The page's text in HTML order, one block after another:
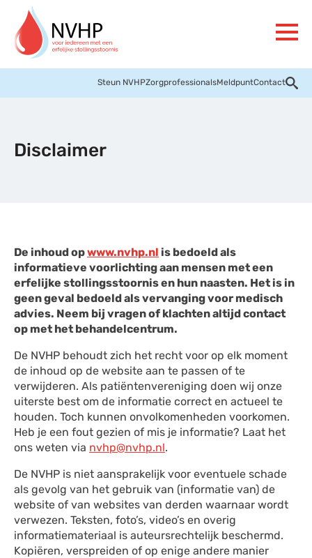
Steun NVHPZorgprofessionalsMeldpuntContact
Disclaimer
De inhoud opwww.nvhp.nl is bedoeld als
informatieve voorlichting aan mensen met een
erfelijke stollingsstoornis en hun naasten. Het is in
geen geval bedoeld als vervanging voor medisch
advies. Neem bij vragen of klachten altijd contact
op met het behandelcentrum.
De NVHP behoudt zich het recht voor op elk moment
de inhoud op de website aan te passen of te
verwijderen. Als patiëntenvereniging doen wij onze
uiterste best om de informatie correct en actueel te
houden. Toch kunnen onvolkomenheden voorkomen.
Heb je een fout gezien of mis je informatie? Laat het
ons weten via nvhp@nvhp.nl.
De NVHP is niet aansprakelijk voor eventuele schade
als gevolg van het gebruik van (informatie van) de
website of van websites van derden waarnaar wordt
verwezen. Teksten, foto’s, video’s en overig
informatiemateriaal is auteursrechtelijk beschermd.
Kopiëren, verspreiden of op enige andere manier